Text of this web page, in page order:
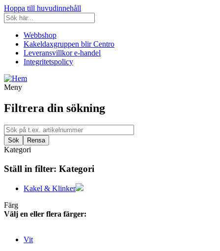
Hoppa till huvudinnehåll
Webbshop
Kakeldaxgruppen blir Centro
Leveransvillkor e-handel
Integritetspolicy
Meny
Filtrera din sökning
Kategori
Ställ in filter: Kategori
Kakel & Klinker
Färg
Välj en eller flera färger:
Vit